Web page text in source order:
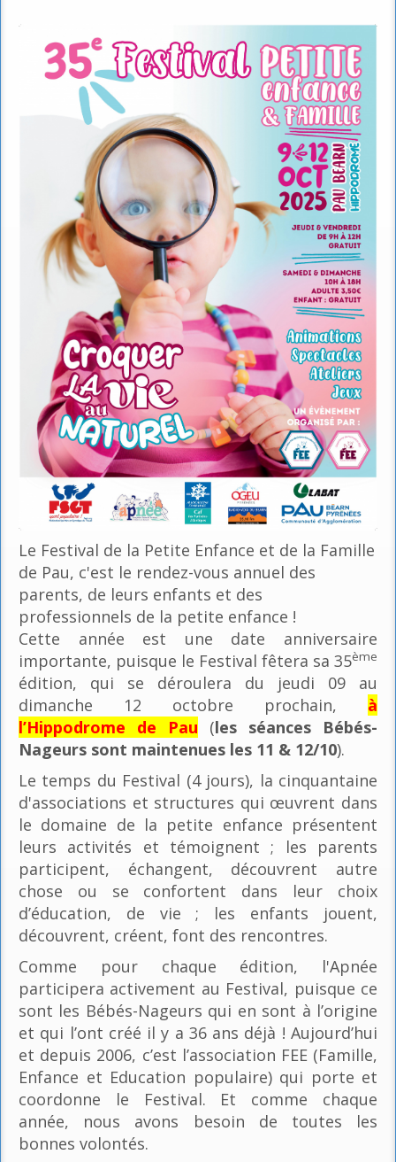
Le Festival de la Petite Enfance et de la Famille
de Pau, c'est le rendez-vous annuel des
parents, de leurs enfants et des
professionnels de la petite enfance !
Cette année est une date anniversaire
importante, puisque le Festival fêtera sa 35ème
édition, qui se déroulera du jeudi 09 au
dimanche 12 octobre prochain, à
l’Hippodrome de Pau (les séances Bébés-
Nageurs sont maintenues les 11 & 12/10).
Le temps du Festival (4 jours), la cinquantaine
d'associations et structures qui œuvrent dans
le domaine de la petite enfance présentent
leurs activités et témoignent ; les parents
participent, échangent, découvrent autre
chose ou se confortent dans leur choix
d’éducation, de vie ; les enfants jouent,
découvrent, créent, font des rencontres.
Comme pour chaque édition, l'Apnée
participera activement au Festival, puisque ce
sont les Bébés-Nageurs qui en sont à l’origine
et qui l’ont créé il y a 36 ans déjà ! Aujourd’hui
et depuis 2006, c’est l’association FEE (Famille,
Enfance et Education populaire) qui porte et
coordonne le Festival. Et comme chaque
année, nous avons besoin de toutes les
bonnes volontés.